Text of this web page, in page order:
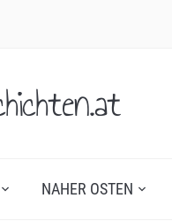
NAHER OSTEN